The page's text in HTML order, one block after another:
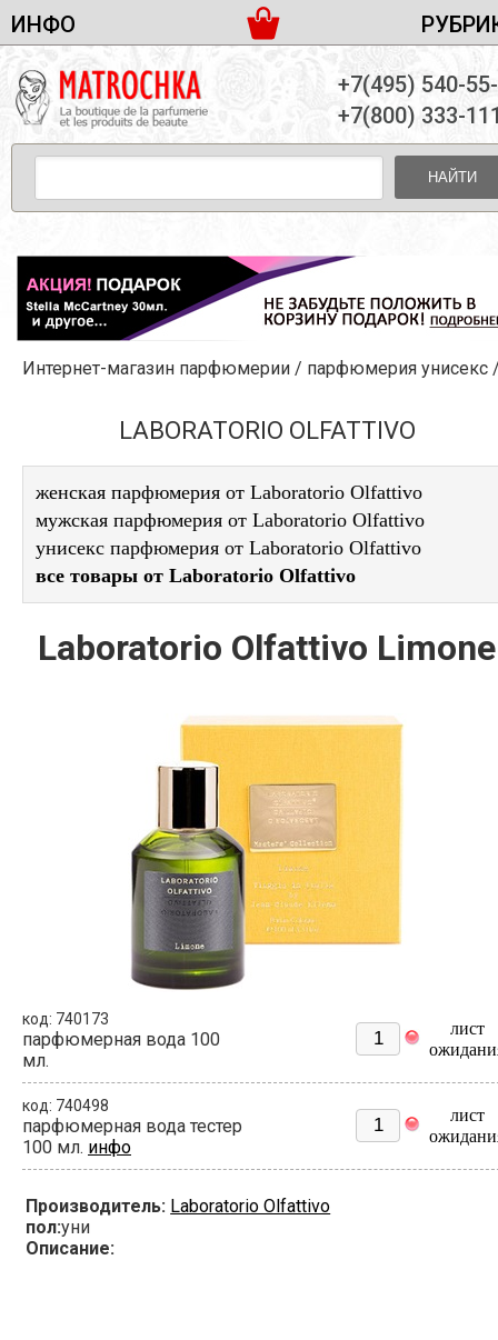
ИНФО
ДОСТАВКА И ОПЛАТА
ПАРТНЕРСТВО
КОНТАКТЫ
ЖЕНСКАЯ ПАРФЮМЕРИЯ
МУЖСКАЯ ПАРФЮМЕРИЯ
УНИСЕКС ПАРФЮМЕРИЯ
ЖЕНСКИЕ НАБОРЫ
МУЖСКИЕ НАБОРЫ
УНИСЕКС НАБОРЫ
УХОД ЗА ЛИЦОМ
УХОД ЗА ТЕЛОМ
ДЕКОРАТИВНАЯ КОСМЕТИКА
+7(495) 540-
+7(800) 333-
НАЙТИ
Интернет-магазин парфюмерии / парфюмерия унисекс
LABORATORIO OLFATTIVO
женская парфюмерия от Laboratorio Olfattivo
мужская парфюмерия от Laboratorio Olfattivo
унисекс парфюмерия от Laboratorio Olfattivo
все товары от Laboratorio Olfattivo
Laboratorio Olfattivo Limone
код: 740173
парфюмерная вода 100
мл.
лист
код: 740498
парфюмерная вода тестер
100 мл. инфо
лист
Производитель: Laboratorio Olfattivo
пол:уни
Описание: